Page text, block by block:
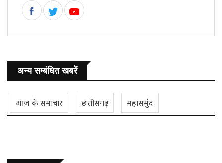
अन्य सम्बंधित खबरें
आज के समाचार छत्तीसगढ़ महासमुंद